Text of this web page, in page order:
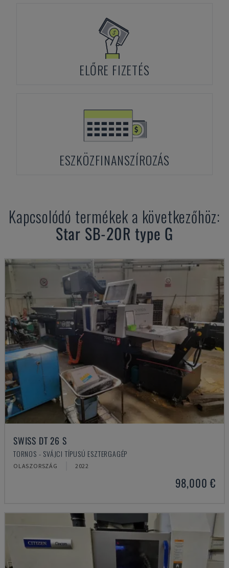
ELŐRE FIZETÉS
ESZKÖZFINANSZÍROZÁS
Kapcsolódó termékek a következőhöz:
Star SB-20R type G
SWISS DT 26 S
TORNOS - SVÁJCI TÍPUSÚ ESZTERGAGÉP
OLASZORSZÁG 2022
98,000 €